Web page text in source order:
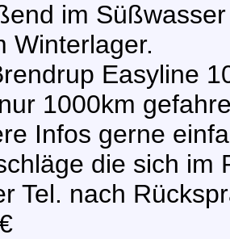
im
Winterlager.
Easyline
1000km
Infos gerne
die sich im
Tel. nach